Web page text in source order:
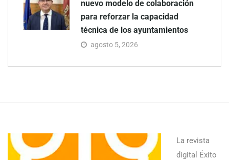
nuevo modelo de colaboración
para reforzar la capacidad
técnica de los ayuntamientos
agosto 5, 2026
La revista
digital Éxito